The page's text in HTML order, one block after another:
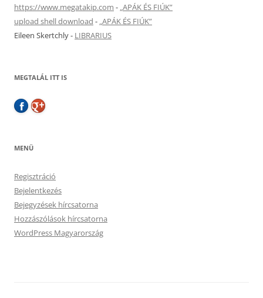
https://www.megatakip.com - „APÁK ÉS FIÚK”
upload shell download - „APÁK ÉS FIÚK”
Eileen Skertchly- LIBRARIUS
MEGTALÁL ITT IS
MENÜ
Regisztráció
Bejelentkezés
Bejegyzések hírcsatorna
Hozzászólások hírcsatorna
WordPress Magyarország